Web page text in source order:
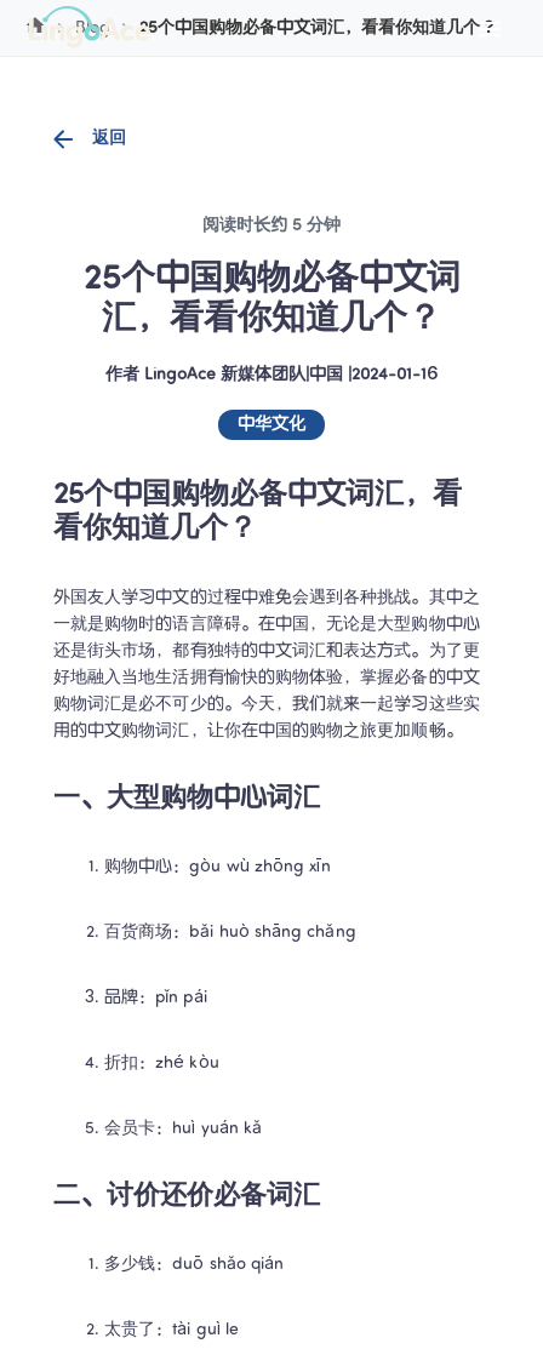
Blog 25个中国购物必备中文词汇，看看你知道几个？
返回
阅读时长约 5 分钟
25个中国购物必备中文词
汇，看看你知道几个？
作者 LingoAce 新媒体团队| 中国 2024-01-16
中华文化
25个中国购物必备中文词汇，看
看你知道几个？
外国友人学习中文的过程中难免会遇到各种挑战。其中之
一就是购物时的语言障碍。在中国，无论是大型购物中心
还是街头市场，都有独特的中文词汇和表达方式。为了更
好地融入当地生活拥有愉快的购物体验，掌握必备的中文
购物词汇是必不可少的。今天，我们就来一起学习这些实
用的中文购物词汇，让你在中国的购物之旅更加顺畅。
一、大型购物中心词汇
购物中心：gòu wù zhōng xīn
百货商场：bǎi huò shāng chǎng
品牌：pǐn pái
折扣：zhé kòu
会员卡：huì yuán kǎ
二、讨价还价必备词汇
多少钱：duō shǎo qián
太贵了：tài guì le
Cookie管理